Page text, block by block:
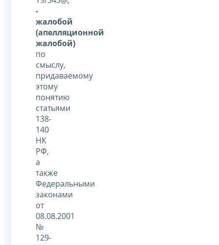
-
жалобой
(апелляционной
жалобой)
по
смыслу,
придаваемому
этому
понятию
статьями
138-
140
НК
РФ,
а
также
Федеральными
законами
от
08.08.2001
№
129-